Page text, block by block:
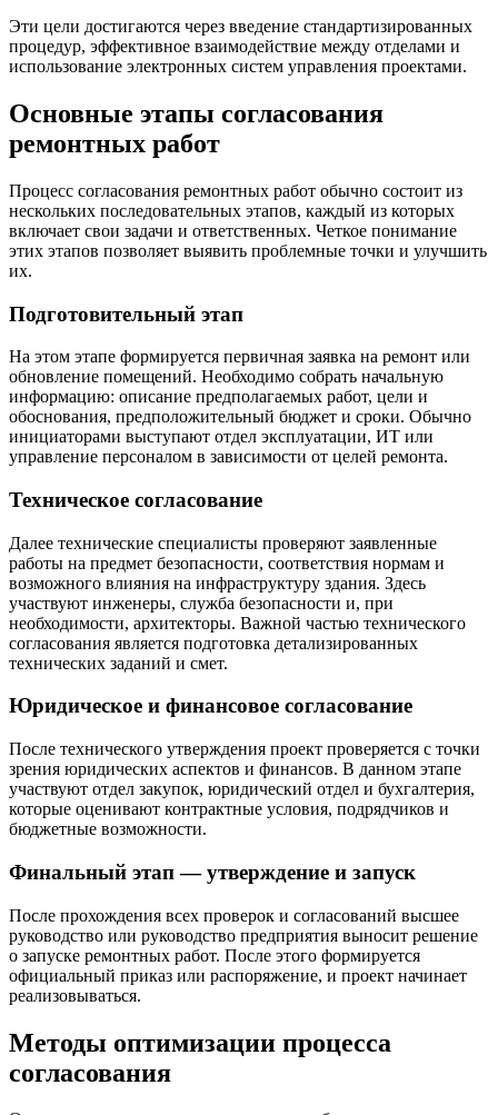
Эти цели достигаются через введение стандартизированных
процедур, эффективное взаимодействие между отделами и
использование электронных систем управления проектами.
Основные этапы согласования
ремонтных работ
Процесс согласования ремонтных работ обычно состоит из
нескольких последовательных этапов, каждый из которых
включает свои задачи и ответственных. Четкое понимание
этих этапов позволяет выявить проблемные точки и улучшить
их.
Подготовительный этап
На этом этапе формируется первичная заявка на ремонт или
обновление помещений. Необходимо собрать начальную
информацию: описание предполагаемых работ, цели и
обоснования, предположительный бюджет и сроки. Обычно
инициаторами выступают отдел эксплуатации, ИТ или
управление персоналом в зависимости от целей ремонта.
Техническое согласование
Далее технические специалисты проверяют заявленные
работы на предмет безопасности, соответствия нормам и
возможного влияния на инфраструктуру здания. Здесь
участвуют инженеры, служба безопасности и, при
необходимости, архитекторы. Важной частью технического
согласования является подготовка детализированных
технических заданий и смет.
Юридическое и финансовое согласование
После технического утверждения проект проверяется с точки
зрения юридических аспектов и финансов. В данном этапе
участвуют отдел закупок, юридический отдел и бухгалтерия,
которые оценивают контрактные условия, подрядчиков и
бюджетные возможности.
Финальный этап — утверждение и запуск
После прохождения всех проверок и согласований высшее
руководство или руководство предприятия выносит решение
о запуске ремонтных работ. После этого формируется
официальный приказ или распоряжение, и проект начинает
реализовываться.
Методы оптимизации процесса
согласования